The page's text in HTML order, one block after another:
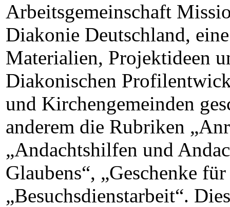
Arbeitsgemeinschaft
Diakonie Deutschland,
Materialien, Projektideen
Diakonischen
und Kirchengemeinden
anderem die Rubriken
„Andachtshilfen und
Glaubens“, „Geschenke
„Besuchsdienstarbeit“.